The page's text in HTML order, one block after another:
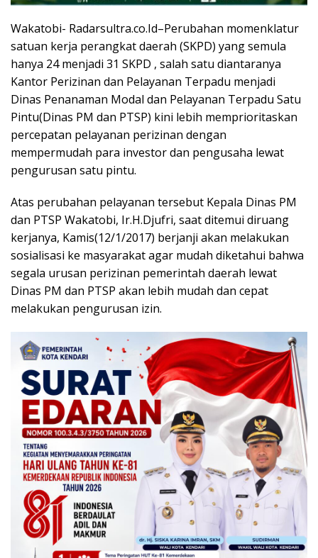
Wakatobi- Radarsultra.co.Id–Perubahan momenklatur
satuan kerja perangkat daerah (SKPD) yang semula
hanya 24 menjadi 31 SKPD , salah satu diantaranya
Kantor Perizinan dan Pelayanan Terpadu menjadi
Dinas Penanaman Modal dan Pelayanan Terpadu Satu
Pintu(Dinas PM dan PTSP) kini lebih memprioritaskan
percepatan pelayanan perizinan dengan
mempermudah para investor dan pengusaha lewat
pengurusan satu pintu.
Atas perubahan pelayanan tersebut Kepala Dinas PM
dan PTSP Wakatobi, Ir.H.Djufri, saat ditemui diruang
kerjanya, Kamis(12/1/2017) berjanji akan melakukan
sosialisasi ke masyarakat agar mudah diketahui bahwa
segala urusan perizinan pemerintah daerah lewat
Dinas PM dan PTSP akan lebih mudah dan cepat
melakukan pengurusan izin.